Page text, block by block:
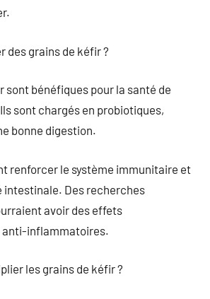
des grains de kéfir ?
sont bénéfiques pour la santé de
sont chargés en probiotiques,
bonne digestion.
renforcer le système immunitaire et
intestinale. Des recherches
avoir des effets
inflammatoires.
les grains de kéfir ?